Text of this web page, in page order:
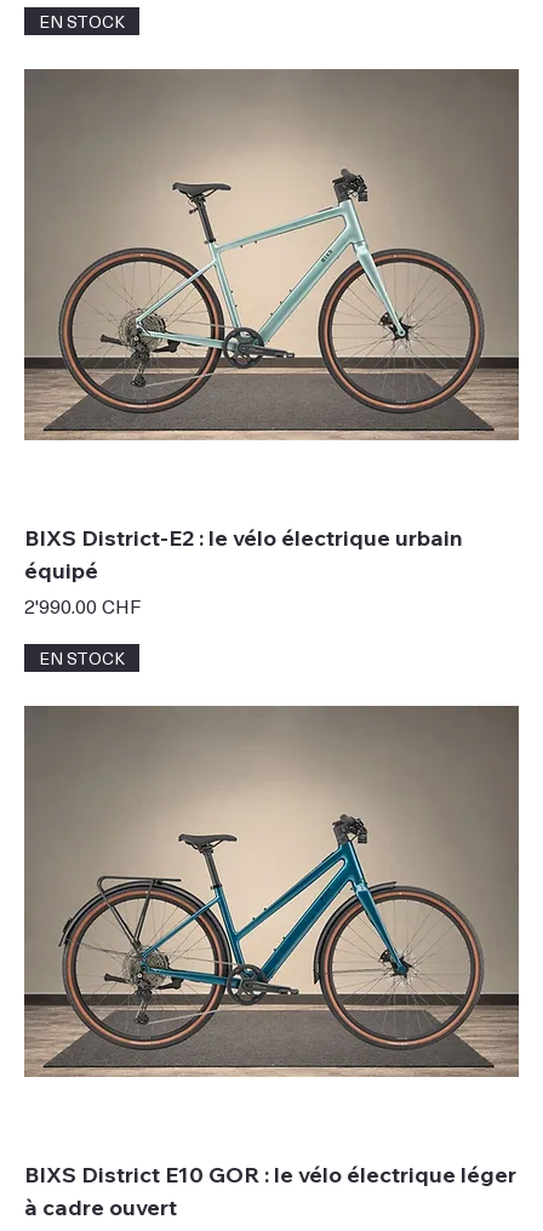
EN STOCK
BIXS District-E2 : le vélo électrique urbain
équipé
Prix
2'990.00 CHF
EN STOCK
BIXS District E10 GOR : le vélo électrique léger
à cadre ouvert